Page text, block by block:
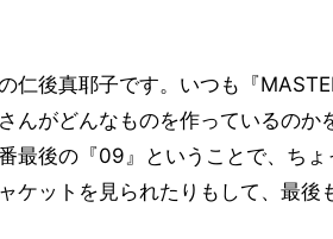
仁後真耶子です。いつも『
んがどんなものを作っているのか
最後の『09』ということで、ち
ケットを見られたりもして、最後